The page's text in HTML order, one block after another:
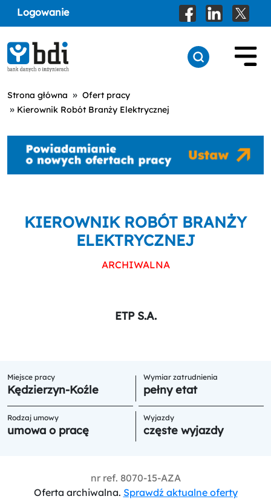
Logowanie
Strona główna » Ofert pracy
» Kierownik Robót Branży Elektrycznej
KIEROWNIK ROBÓT BRANŻY
ELEKTRYCZNEJ
ARCHIWALNA
ETP S.A.
Miejsce pracy
Kędzierzyn-Koźle
Wymiar zatrudnienia
pełny etat
Rodzaj umowy
umowa o pracę
Wyjazdy
częste wyjazdy
nr ref. 8070-15-AZA
Oferta archiwalna. Sprawdź aktualne oferty